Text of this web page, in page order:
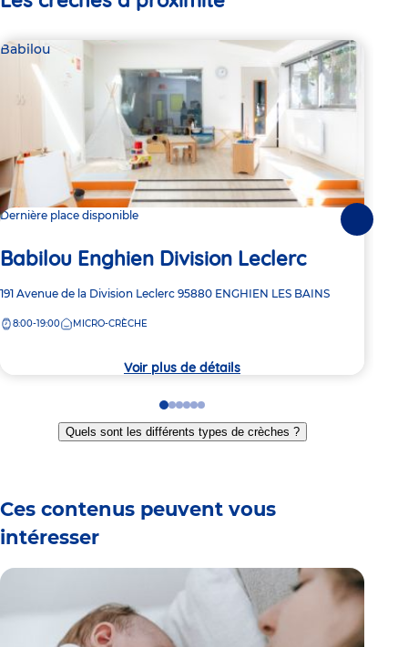
Babilou
Dernière place disponible
Babilou Enghien Division Leclerc
Adresse
la
191 Avenue de la Division Leclerc 95880 ENGHIEN LES BAINS
8:00-19:00 MICRO-CRÈCHE
Voir plus de détails
Go
to
slide
Go
to
slide
Go
to
slide
Go
to
slide
Go
to
slide
Go
to
slide
Quels sont les différents types de crèches ?
Ces contenus peuvent vous
intéresser